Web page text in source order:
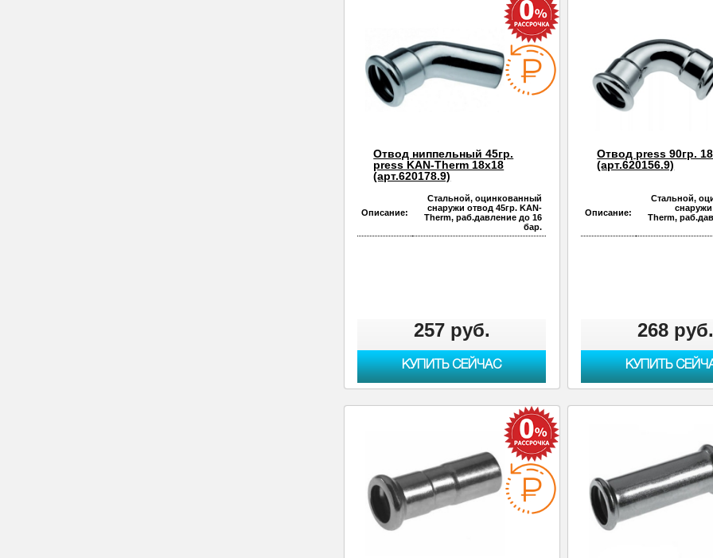
Отвод ниппельный 45гр.
press KAN-Therm 18х18
(арт.620178.9)
Описание:
Стальной, оцинкованный
снаружи отвод 45гр. KAN-
Therm, раб.давление до 16
бар.
257 руб.
КУПИТЬ СЕЙЧАС
Отвод press 90гр.
(арт.620156.9)
Описание:
Стальной,
Therm,
268 руб.
КУПИТЬ